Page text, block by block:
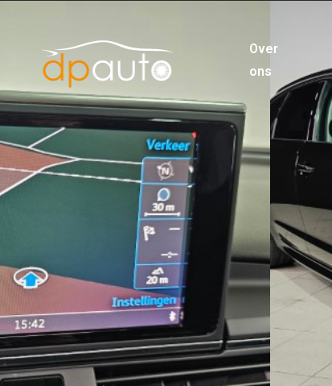
Over
ons